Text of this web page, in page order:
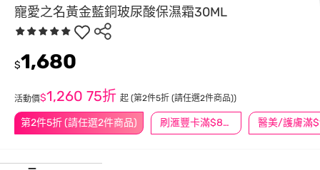
寵愛之名黃金藍銅玻尿酸保濕霜30ML
第2件5折 (請任選2件商品) 刷滙豐卡滿$888送3萬點
$1,680
活動價$1,260 75折 起 (第2件5折 (請任選2件商品))